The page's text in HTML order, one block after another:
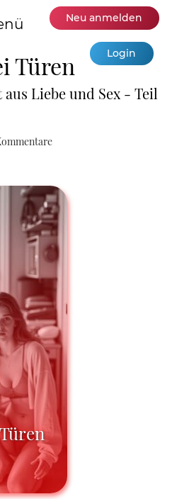
Neu anmelden
Login
Türen
Liebe und Sex - Teil